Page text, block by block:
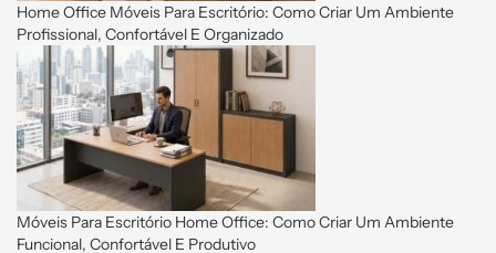
Home Office Móveis Para Escritório: Como Criar Um Ambiente
Profissional, Confortável E Organizado
Móveis Para Escritório Home Office: Como Criar Um Ambiente
Funcional, Confortável E Produtivo